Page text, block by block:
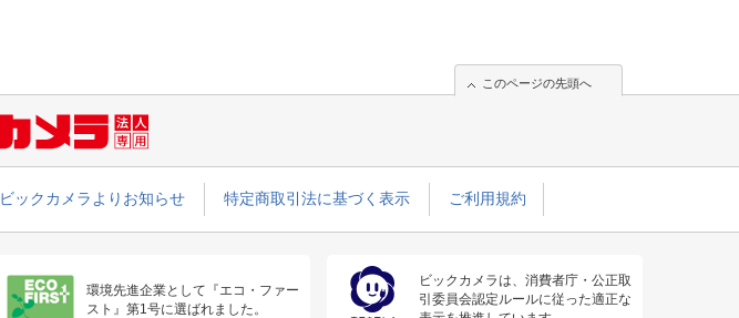
このページの先頭へ
ビックカメラよりお知らせ 特定商取引法に基づく表示 ご利用規約
環境先進企業として『エコ・ファー
スト』第1号に選ばれました。
ビックカメラは、消費者庁・公正取
引委員会認定ルールに従った適正な